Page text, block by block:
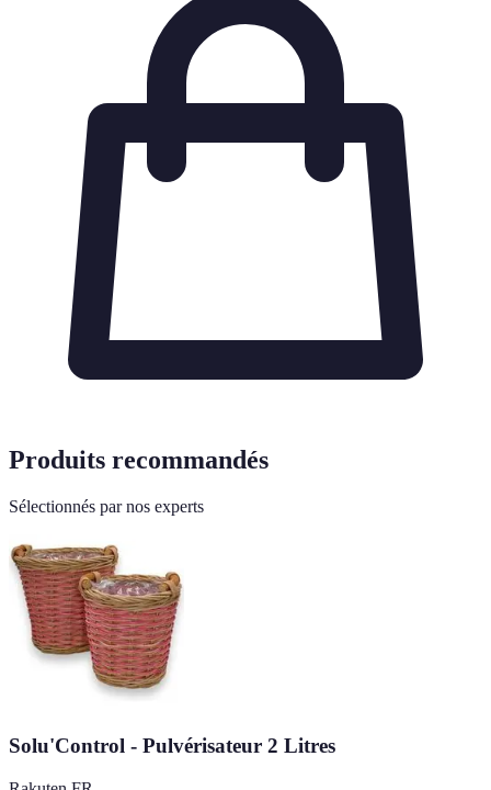
Produits recommandés
Sélectionnés par nos experts
Solu'Control - Pulvérisateur 2 Litres